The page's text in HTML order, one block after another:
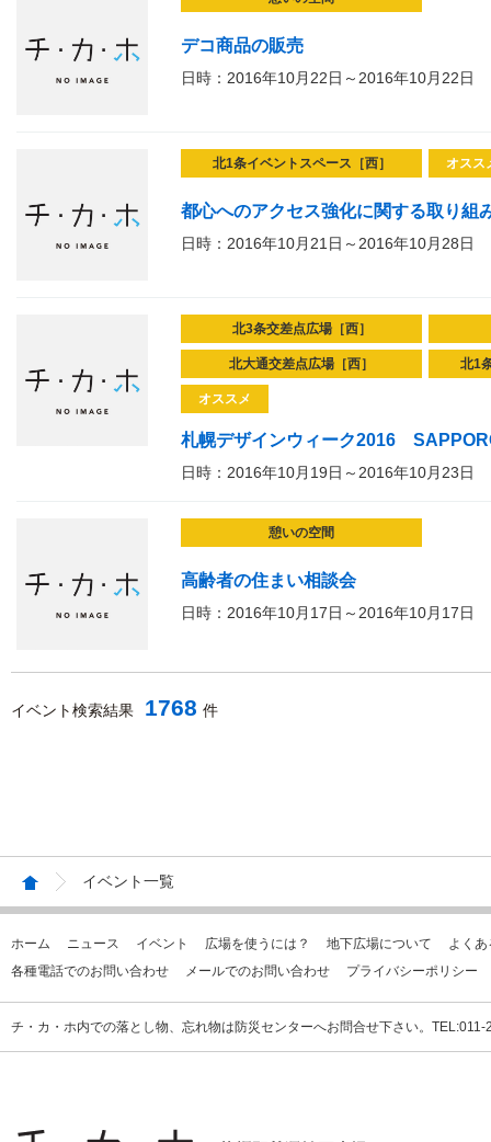
デコ商品の販売
日時：2016年10月22日～2016年10月22日
北1条イベントスペース［西］ オスス
都心へのアクセス強化に関する取り組
日時：2016年10月21日～2016年10月28日
北3条交差点広場［西］
北大通交差点広場［西］ 北1
オススメ
札幌デザインウィーク2016
日時：2016年10月19日～2016年10月23日
憩いの空間
高齢者の住まい相談会
日時：2016年10月17日～2016年10月17日
イベント検索結果 1768 件
イベント一覧
ホーム ニュース イベント 広場を使うには？ 地下広場について
よく
各種電話でのお問い合わせ
メールでのお問い合わせ プライバシーポリシー
チ・カ・ホ内での落とし物、忘れ物は防災センターへお問合せ下さい。